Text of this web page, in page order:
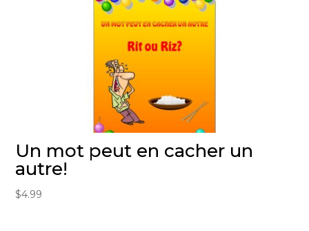
Un mot peut en cacher un
autre!
$4.99